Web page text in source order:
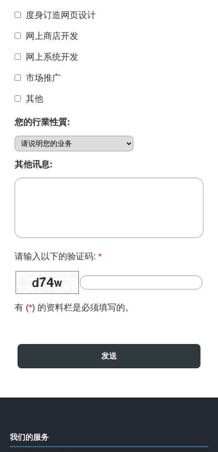
度身订造网页设计
网上商店开发
网上系统开发
市场推广
其他
您的行業性質:
其他讯息:
请输入以下的验证码: *
有 (*) 的资料栏是必须填写的。
发送
我们的服务